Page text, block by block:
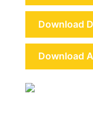
Download
Download